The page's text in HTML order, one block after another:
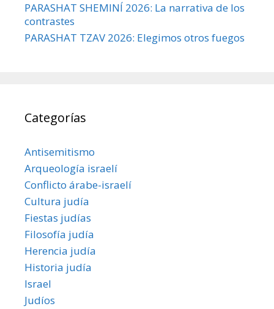
PARASHAT SHEMINÍ 2026: La narrativa de los
contrastes
PARASHAT TZAV 2026: Elegimos otros fuegos
Categorías
Antisemitismo
Arqueología israelí
Conflicto árabe-israelí
Cultura judía
Fiestas judías
Filosofía judía
Herencia judía
Historia judía
Israel
Judíos